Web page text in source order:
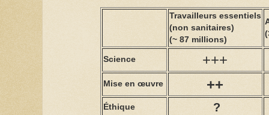
Travailleurs essentiels
(non sanitaires)
(~ 87 millions)
Science +++
Mise en œuvre ++
Éthique ?